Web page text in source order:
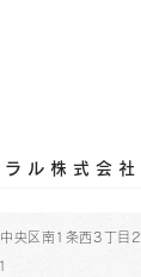
ル株式会社
区南1条西3丁目2